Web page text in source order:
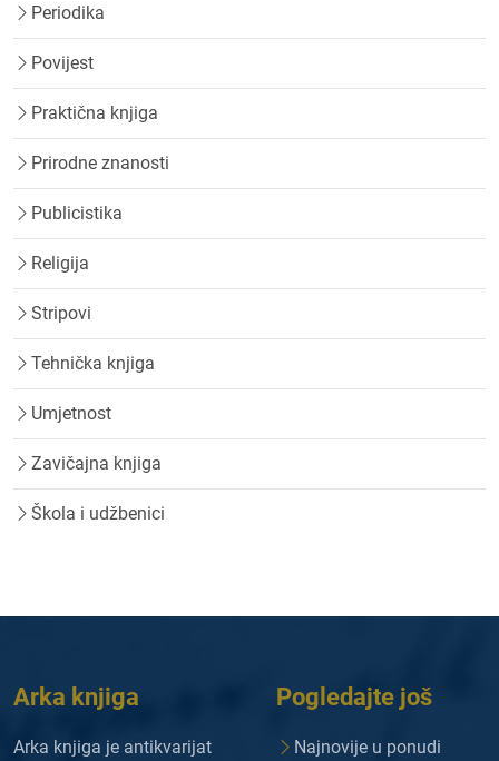
Periodika
Povijest
Praktična knjiga
Prirodne znanosti
Publicistika
Religija
Stripovi
Tehnička knjiga
Umjetnost
Zavičajna knjiga
Škola i udžbenici
Arka knjiga
Arka knjiga je antikvarijat
Pogledajte još
Najnovije u ponudi